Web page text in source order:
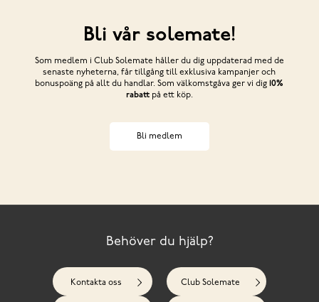
Bli vår solemate!
Som medlem i Club Solemate håller du dig uppdaterad med de
senaste nyheterna, får tillgång till exklusiva kampanjer och
bonuspoäng på allt du handlar. Som välkomstgåva ger vi dig 10%
rabattpå ett köp.
Bli medlem
Behöver du hjälp?
Kontakta oss Club Solemate